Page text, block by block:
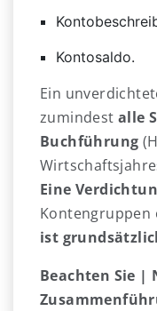
Kontosaldo.
Ein
zumindestalle
Buchführung
Eine
Kontengruppen
ist
Beachten Sie |